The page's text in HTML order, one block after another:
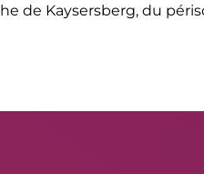
de Kaysersberg, du